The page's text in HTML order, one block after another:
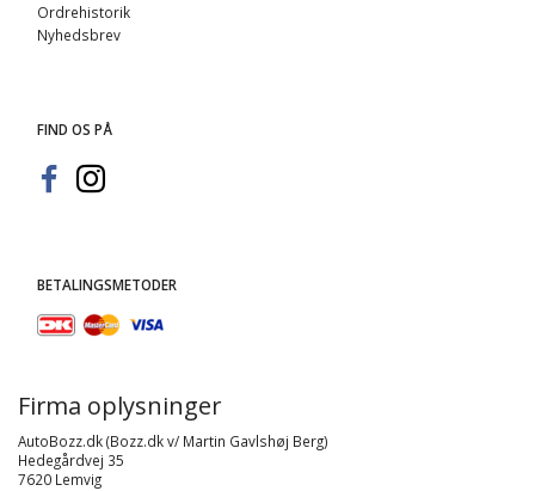
Ordrehistorik
Nyhedsbrev
FIND OS PÅ
BETALINGSMETODER
Firma oplysninger
AutoBozz.dk (Bozz.dk v/ Martin Gavlshøj Berg)
Hedegårdvej 35
7620 Lemvig